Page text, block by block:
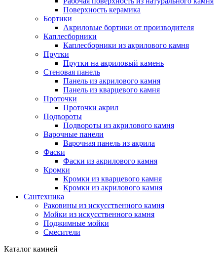
Поверхность керамика
Бортики
Акриловые бортики от производителя
Каплесборники
Каплесборники из акрилового камня
Прутки
Прутки на акриловый камень
Стеновая панель
Панель из акрилового камня
Панель из кварцевого камня
Проточки
Проточки акрил
Подвороты
Подвороты из акрилового камня
Варочные панели
Варочная панель из акрила
Фаски
Фаски из акрилового камня
Кромки
Кромки из кварцевого камня
Кромки из акрилового камня
Сантехника
Раковины из искусственного камня
Мойки из искусственного камня
Поджимные мойки
Смесители
Каталог камней